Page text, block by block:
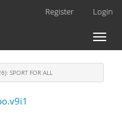
Register Login
Toggle
SPORT FOR ALL